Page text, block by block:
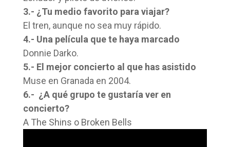
3.- ¿Tu medio favorito para viajar?
El tren, aunque no sea muy rápido.
4.- Una película que te haya marcado
Donnie Darko.
5.- El mejor concierto al que has asistido
Muse en Granada en 2004.
6.- ¿A qué grupo te gustaría ver en
concierto?
A The Shins o Broken Bells